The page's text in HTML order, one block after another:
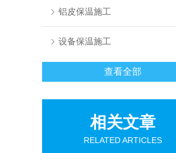
铝皮保温施工
设备保温施工
查看全部
相关文章
RELATED ARTICLES